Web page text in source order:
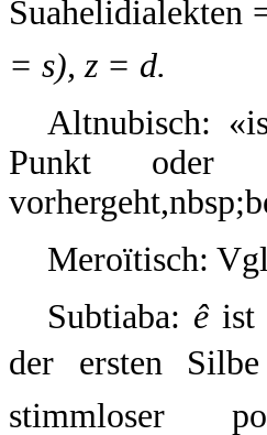
Suahelidialekten
= s), z = d.
Altnubisch:
Punkt oder
Meroïtisch:
Subtiaba: êist
der ersten
stimmloser